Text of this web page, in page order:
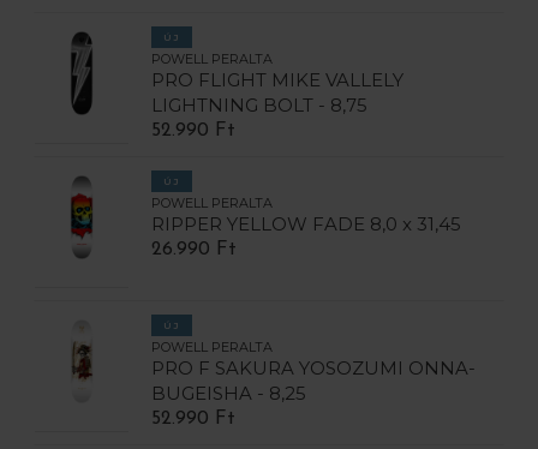
ÚJ
POWELL PERALTA
PRO FLIGHT MIKE VALLELY
LIGHTNING BOLT - 8,75
52.990 Ft
ÚJ
POWELL PERALTA
RIPPER YELLOW FADE 8,0 x 31,45
26.990 Ft
ÚJ
POWELL PERALTA
PRO F SAKURA YOSOZUMI ONNA-
BUGEISHA - 8,25
52.990 Ft